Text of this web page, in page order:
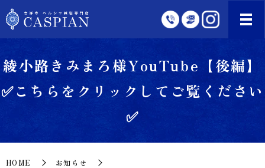
綾小路きみまろ様YouTube【後編】
✅こちらをクリックしてご覧ください
✅
HOME
お知らせ